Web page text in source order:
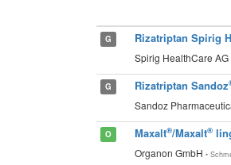
G Rizatriptan Spirig
Spirig HealthCare AG
G Rizatriptan Sandoz
Sandoz
O Maxalt®/Maxalt®
Organon GmbH •